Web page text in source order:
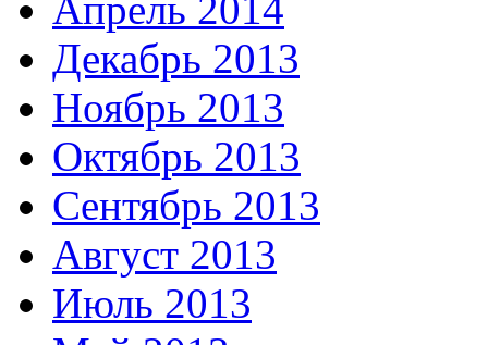
Апрель 2014
Декабрь 2013
Ноябрь 2013
Октябрь 2013
Сентябрь 2013
Август 2013
Июль 2013